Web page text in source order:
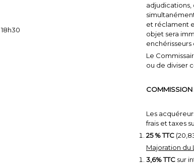
adjudications,
et réclament
objet sera
enchérisseurs
Le
ou de diviser
COMMISSION
Les
frais et taxes
25 % TTC
Majoration du
3,6% TTC sur